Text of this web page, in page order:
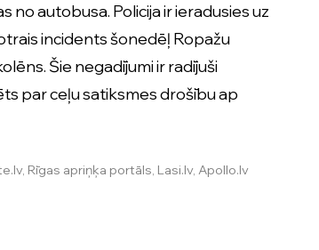
autobusa. Policija ir ieradusies uz
incidents šonedēļ Ropažu
Šie negadījumi ir radījuši
par ceļu satiksmes drošību ap
Rīgas apriņķa portāls, Lasi.lv, Apollo.lv